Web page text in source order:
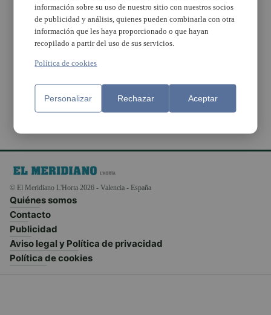
Entrega del bastón de
mando al inspector jefe
de la Comisaría de la
Policía Nacional de
Manises
© El Meridiano L'Horta 2026 - Valencia - España
Quiénes somos
Contacto
Publicidad
Aviso legal y Política de privacidad
Política de cookies
información sobre su uso de nuestro sitio con nuestros socios
de publicidad y análisis, quienes pueden combinarla con otra
información que les haya proporcionado o que hayan
recopilado a partir del uso de sus servicios.
Política de cookies
Personalizar Rechazar Aceptar